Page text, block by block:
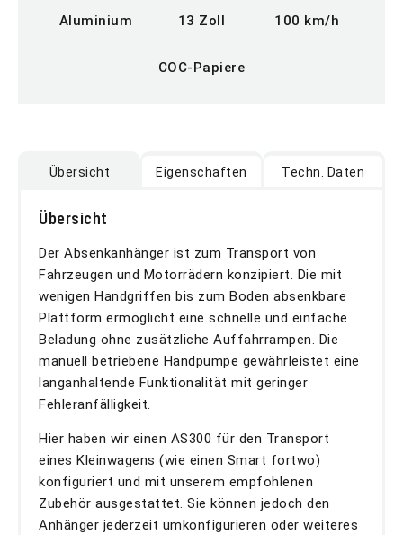
Aluminium 13 Zoll 100 km/h
COC-Papiere
Übersicht Eigenschaften Techn. Daten
Übersicht
Der Absenkanhänger ist zum Transport von
Fahrzeugen und Motorrädern konzipiert. Die mit
wenigen Handgriffen bis zum Boden absenkbare
Plattform ermöglicht eine schnelle und einfache
Beladung ohne zusätzliche Auffahrrampen. Die
manuell betriebene Handpumpe gewährleistet eine
langanhaltende Funktionalität mit geringer
Fehleranfälligkeit.
Hier haben wir einen AS300 für den Transport
eines Kleinwagens (wie einen Smart fortwo)
konfiguriert und mit unserem empfohlenen
Zubehör ausgestattet. Sie können jedoch den
Anhänger jederzeit umkonfigurieren oder weiteres